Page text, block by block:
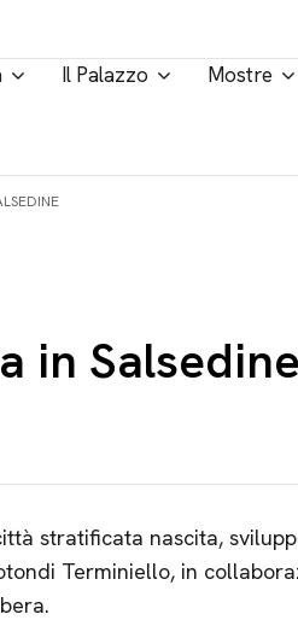
Il Palazzo Mostre
in
stratificata nascita,
Terminiello, in